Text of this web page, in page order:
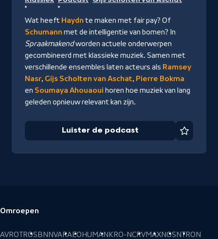
de
podcast
Wat heeft Haydn te maken met fair pay? Of
Schumann met de intelligentie van bomen? In
Spraakmakendworden actuele onderwerpen
gecombineerd met klassieke muziek. Samen met
verschillende ensembles laten acteurs als Ramsey
Nasr, Gijs Scholten van Aschat, Pierre Bokma
en Soumaya Ahouaoui horen hoe muziek van lang
geleden opnieuw relevant kan zijn.
Luister de podcast
Voettekst
Omroepen
AVROTROSBNNVARAEOHUMANKRO-NCRVMAXNOSNTRON